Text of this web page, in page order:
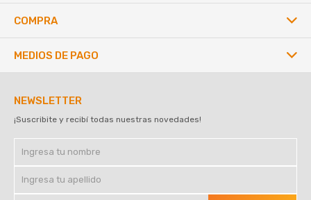
COMPRA
NEWSLETTER
¡Suscribite y recibí todas nuestras novedades!
MEDIOS DE PAGO